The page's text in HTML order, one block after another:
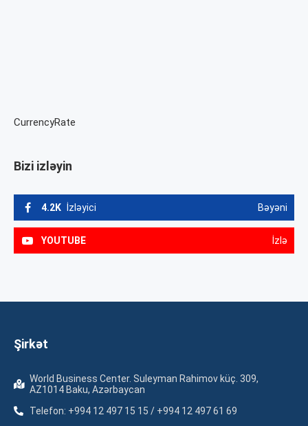
CurrencyRate
Bizi izləyin
4.2K İzləyici Bəyəni
YOUTUBE İzlə
Şirkət
World Business Center. Suleyman Rahimov küç. 309,
AZ1014 Baku, Azərbaycan
Telefon: +994 12 497 15 15 / +994 12 497 61 69